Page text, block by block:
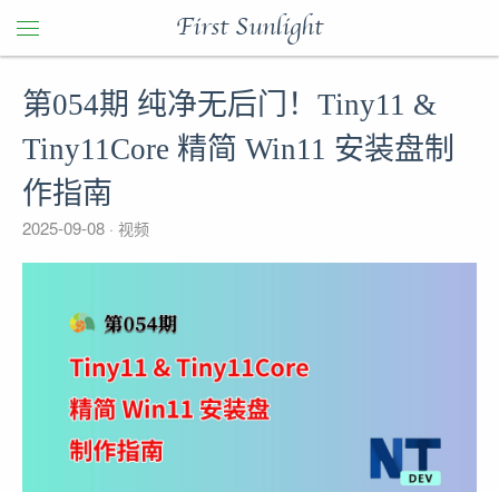
First Sunlight
第054期 纯净无后门！Tiny11 &
Tiny11Core 精简 Win11 安装盘制
作指南
2025-09-08 视频